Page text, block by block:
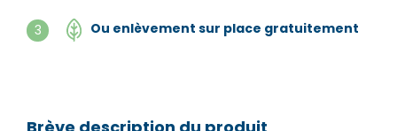
3 Ou enlèvement sur place gratuitement